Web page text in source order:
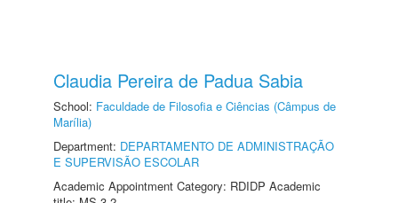
Claudia Pereira de Padua Sabia
School: Faculdade de Filosofia e Ciências (Câmpus de
Marília)
Department: DEPARTAMENTO DE ADMINISTRAÇÃO
E SUPERVISÃO ESCOLAR
Academic Appointment Category: RDIDP Academic